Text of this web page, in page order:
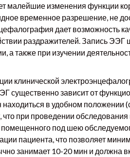
малейшие изменения функции
временное разрешение, не
дает возможность
раздражителей. Запись
а также при изучении
клинической
существенно зависит от
находиться в удобном положении
при проведении
под шею
пациента, что позволяет
занимает 10-20 мин и должна